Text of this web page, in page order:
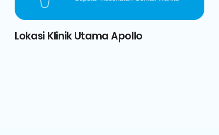
Lokasi Klinik Utama Apollo